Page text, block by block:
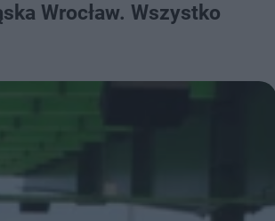
Wrocław. Wszystko